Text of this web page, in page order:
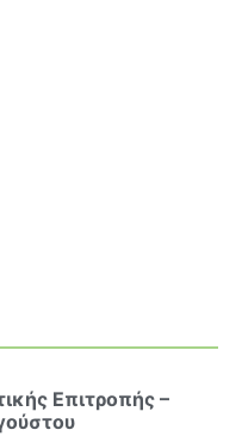
Επιτροπής –